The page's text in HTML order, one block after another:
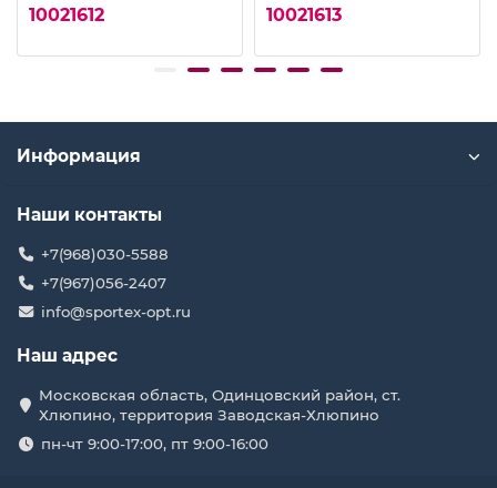
10021612 10021613
Информация
Наши контакты
+7(968)030-5588
+7(967)056-2407
info@sportex-opt.ru
Наш адрес
Московская область, Одинцовский район, ст.
Хлюпино, территория Заводская-Хлюпино
пн-чт 9:00-17:00, пт 9:00-16:00